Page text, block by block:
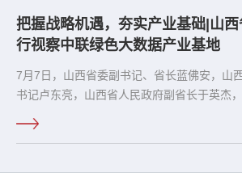
把握战略机遇，夯实产业基础|山
行视察中联绿色大数据产业基地
7月7日，山西省委副书记、省长蓝佛安，山
书记卢东亮，山西省人民政府副省长于英杰
周康、执行总裁董岩、副总裁马超和红杉中